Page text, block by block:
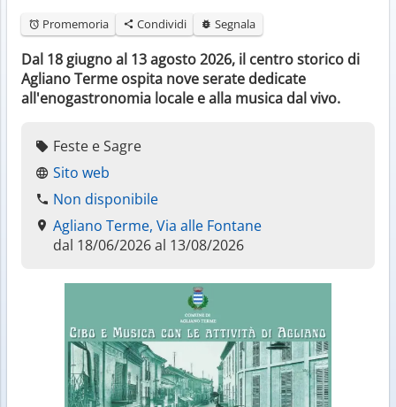
Promemoria Condividi Segnala
Dal 18 giugno al 13 agosto 2026, il centro storico di
Agliano Terme ospita nove serate dedicate
all'enogastronomia locale e alla musica dal vivo.
Feste e Sagre
Sito web
Non disponibile
Agliano Terme, Via alle Fontane
dal 18/06/2026 al 13/08/2026